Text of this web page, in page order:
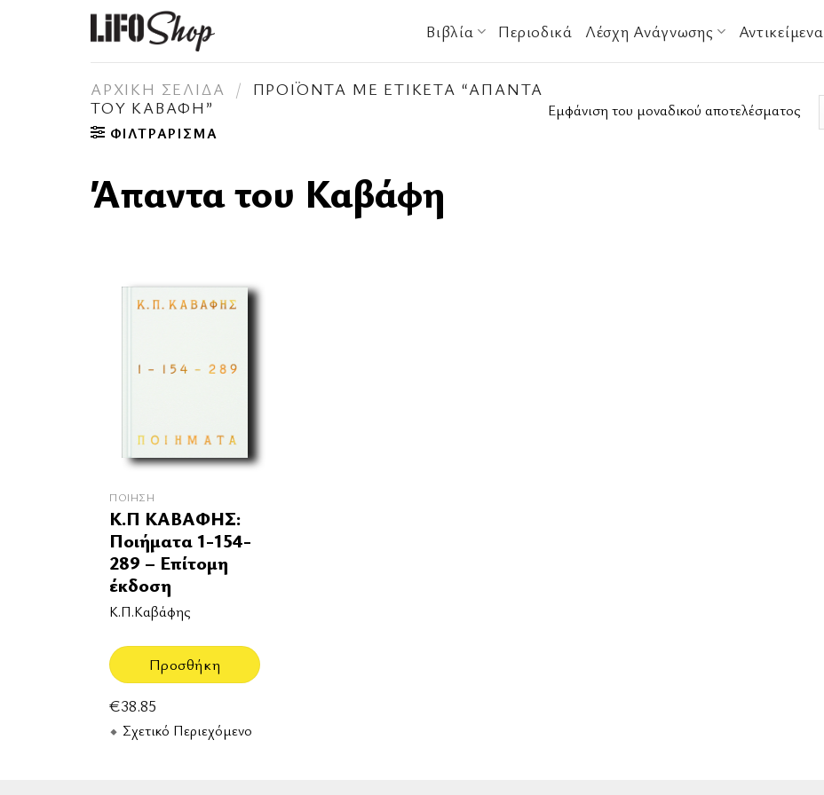
Βιβλία Περιοδικά Λέσχη Ανάγνωσης Αντικείμενα
ΑΡΧΙΚΉ ΣΕΛΊΔΑ /
ΠΡΟΪΌΝΤΑ ΜΕ ΕΤΙΚΈΤΑ “ΆΠΑΝΤΑ
ΤΟΥ ΚΑΒΆΦΗ”
ΦΙΛΤΡΆΡΙΣΜΑ
Εμφάνιση του μοναδικού αποτελέσματος
Άπαντα του Καβάφη
ΠΟΊΗΣΗ
Κ.Π ΚΑΒΑΦΗΣ:
Ποιήματα 1-154-
289 – Επίτομη
έκδοση
Κ.Π.Καβάφης
Προσθήκη
€38.85
Σχετικό Περιεχόμενο